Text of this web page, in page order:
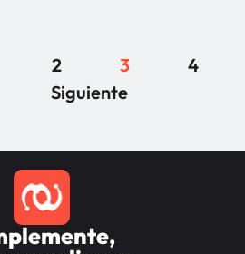
2 3
4
Siguiente